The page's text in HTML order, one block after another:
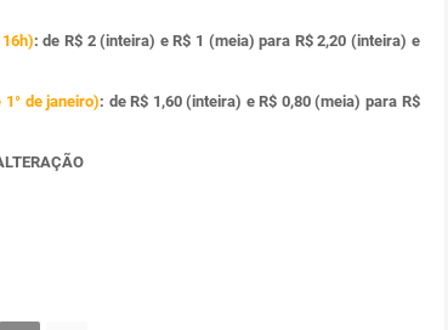
: de R$ 2 (inteira) e R$ 1 (meia) para R$ 2,20 (inteira) e
de janeiro): de R$ 1,60 (inteira) e R$ 0,80 (meia) para R$